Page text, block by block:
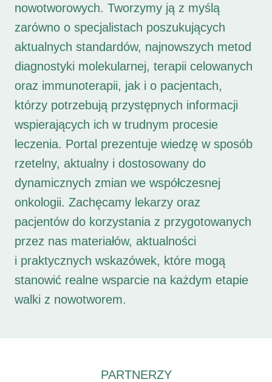
nowotworowych. Tworzymy ją z myślą
zarówno o specjalistach poszukujących
aktualnych standardów, najnowszych metod
diagnostyki molekularnej, terapii celowanych
oraz immunoterapii, jak i o pacjentach,
którzy potrzebują przystępnych informacji
wspierających ich w trudnym procesie
leczenia. Portal prezentuje wiedzę w sposób
rzetelny, aktualny i dostosowany do
dynamicznych zmian we współczesnej
onkologii. Zachęcamy lekarzy oraz
pacjentów do korzystania z przygotowanych
przez nas materiałów, aktualności
i praktycznych wskazówek, które mogą
stanowić realne wsparcie na każdym etapie
walki z nowotworem.
PARTNERZY